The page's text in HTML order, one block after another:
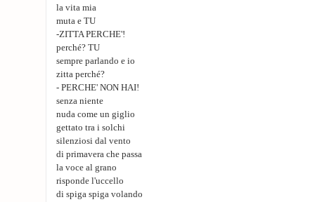
la vita mia
muta e TU
-ZITTA PERCHE'!
perché? TU
sempre parlando e io
zitta perché?
- PERCHE' NON HAI!
senza niente
nuda come un giglio
gettato tra i solchi
silenziosi dal vento
di primavera che passa
la voce al grano
risponde l'uccello
di spiga spiga volando